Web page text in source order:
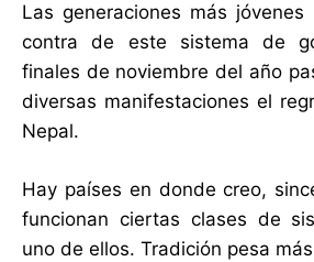
Las generaciones más
contra de este sistema de
finales de noviembre del año
diversas manifestaciones el
Nepal.
Hay países en donde creo,
funcionan ciertas clases de
uno de ellos. Tradición pesa